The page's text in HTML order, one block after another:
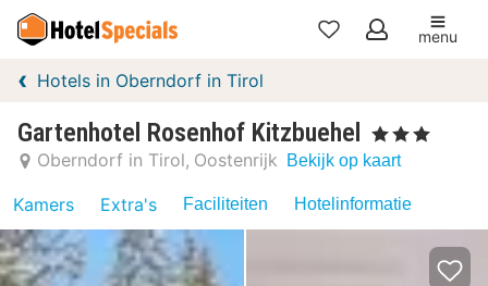
Mijn
menu
Hotels in Oberndorf in Tirol
Gartenhotel Rosenhof Kitzbuehel , 3 Sterren
Oberndorf in Tirol Oostenrijk Bekijk op kaart
Kamers Extra's Faciliteiten Hotelinformatie